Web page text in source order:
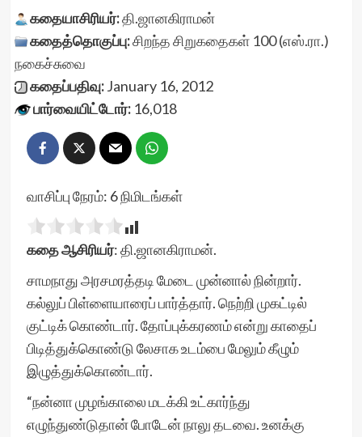
கதையாசிரியர்:தி.ஜானகிராமன்
கதைத்தொகுப்பு:சிறந்த சிறுகதைகள் 100 (எஸ்.ரா.)
நகைச்சுவை
கதைப்பதிவு:January 16, 2012
பார்வையிட்டோர்:16,018
வாசிப்பு நேரம்: 6நிமிடங்கள்
கதை ஆசிரியர்: தி.ஜானகிராமன்.
சாமநாது அரசமரத்தடி மேடை முன்னால் நின்றார்.
கல்லுப் பிள்ளையாரைப் பார்த்தார். நெற்றி முகட்டில்
குட்டிக் கொண்டார். தோப்புக்கரணம் என்று காதைப்
பிடித்துக்கொண்டு லேசாக உடம்பை மேலும் கீழும்
இழுத்துக்கொண்டார்.
“நன்னா முழங்காலை மடக்கி உட்கார்ந்து
எழுந்துண்டுதான் போடேன் நாலு தடவை. உனக்கு